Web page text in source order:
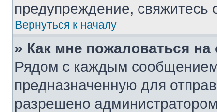
предупреждение,
Вернуться к началу
» Как мне пожаловаться
Рядом с каждым сообщением
предназначенную для
разрешено